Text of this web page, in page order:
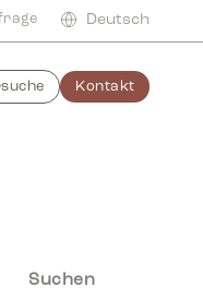
Deutsch
Kontakt
Suchen